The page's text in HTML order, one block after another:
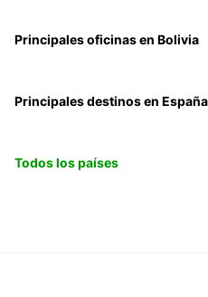
Principales oficinas en Bolivia
Principales destinos en España
Todos los países